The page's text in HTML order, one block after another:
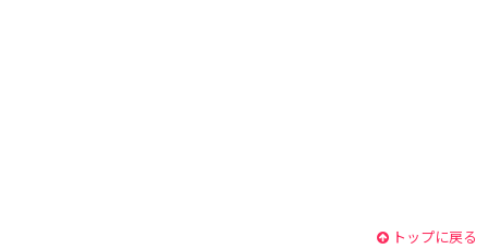
トップに戻る